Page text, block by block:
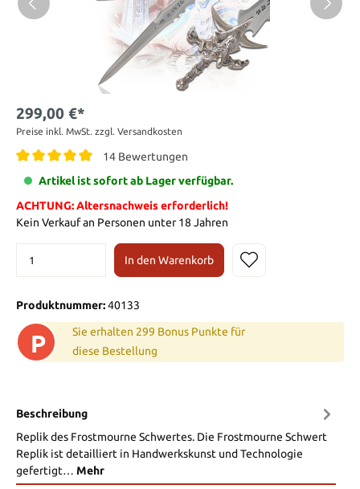
299,00 €*
Preise inkl. MwSt. zzgl. Versandkosten
14 Bewertungen
Artikel ist sofort ab Lager verfügbar.
ACHTUNG: Altersnachweis erforderlich!
Kein Verkauf an Personen unter 18 Jahren
In den Warenkorb
Produktnummer:40133
P
Sie erhalten 299 Bonus Punkte für
diese Bestellung
Beschreibung
Replik des Frostmourne Schwertes. Die Frostmourne Schwert
Replik ist detailliert in Handwerkskunst und Technologie
gefertigt… Mehr